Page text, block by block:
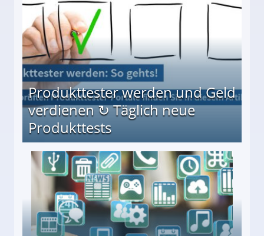
Produkttester werden und Geld
verdienen ↻ Täglich neue
Produkttests
↻ Täglich neue Produkttests